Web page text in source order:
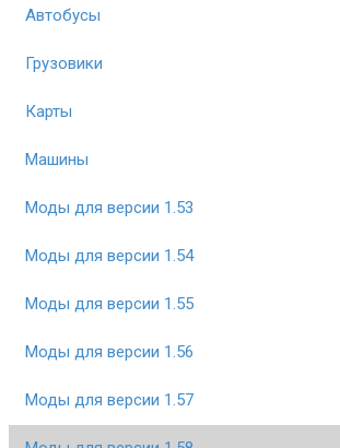
Автобусы
Грузовики
Карты
Машины
Моды для версии 1.53
Моды для версии 1.54
Моды для версии 1.55
Моды для версии 1.56
Моды для версии 1.57